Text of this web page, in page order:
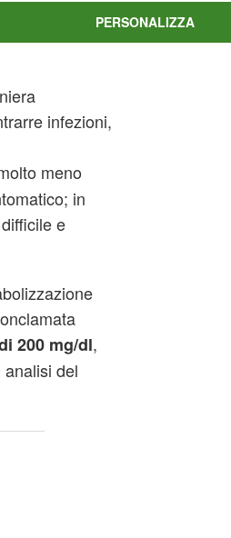
specifici sono
cioè la
infezioni,
meno
in
e
200 mg/dl,
del
PERSONALIZZA